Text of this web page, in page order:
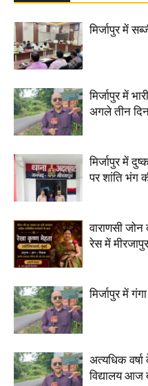
मिर्जापुर में
मिर्जापुर में
अगले तीन
मिर्जापुर में
पर शांति भंग
वाराणसी जोन
रेस में
मिर्जापुर में
अत्यधिक
विद्यालय आज